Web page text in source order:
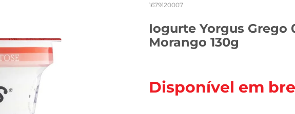
1679120007
Iogurte Yorgus Grego
Morango 130g
Disponível em
frango
leite
vinho
leite pó